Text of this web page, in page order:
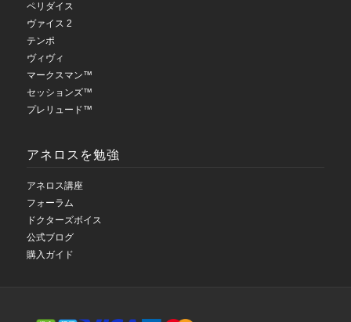
ペリダイス
ヴァイス 2
テンポ
ヴィヴィ
マークスマン™
セッションズ™
プレリュード™
アネロスを勉強
アネロス講座
フォーラム
ドクターズボイス
公式ブログ
購入ガイド